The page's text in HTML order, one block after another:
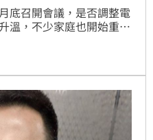
底召開會議，是否調整電
溫，不少家庭也開始重新
，而是生活中長期忽略